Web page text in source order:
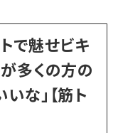
で魅せビキ
多くの方の
な」【筋ト